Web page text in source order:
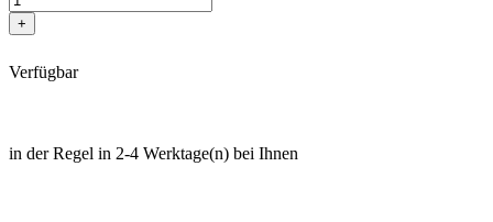
+
Verfügbar
in der Regel in 2-4 Werktage(n) bei Ihnen